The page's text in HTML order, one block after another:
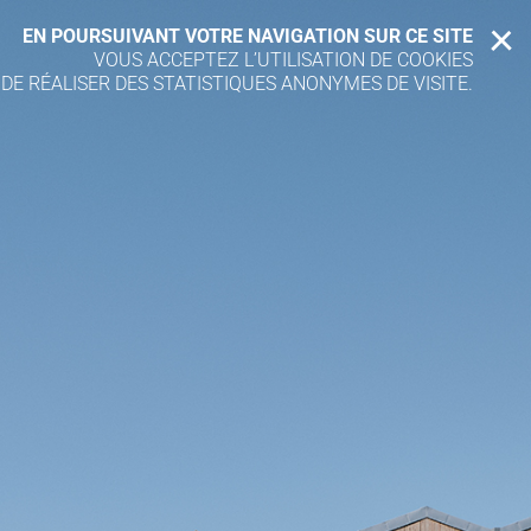
EN POURSUIVANT VOTRE NAVIGATION SUR CE SITE
VOUS ACCEPTEZ L’UTILISATION DE COOKIES
RÉALISER DES STATISTIQUES ANONYMES DE VISITE.
X